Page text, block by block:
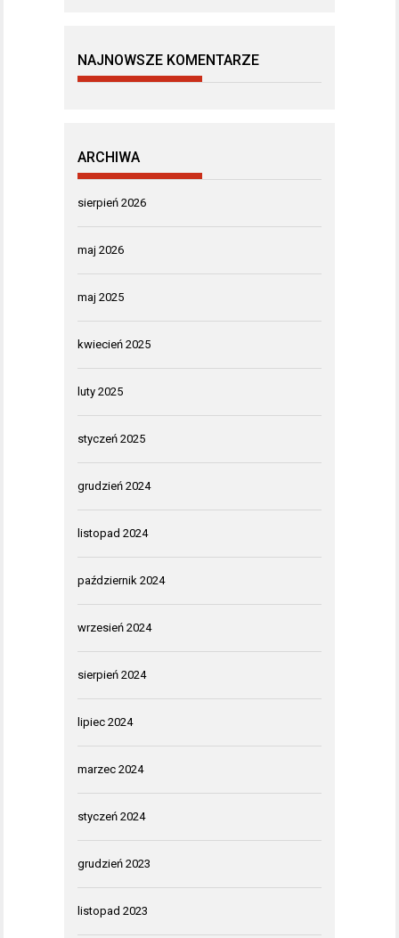
NAJNOWSZE KOMENTARZE
ARCHIWA
sierpień 2026
maj 2026
maj 2025
kwiecień 2025
luty 2025
styczeń 2025
grudzień 2024
listopad 2024
październik 2024
wrzesień 2024
sierpień 2024
lipiec 2024
marzec 2024
styczeń 2024
grudzień 2023
listopad 2023